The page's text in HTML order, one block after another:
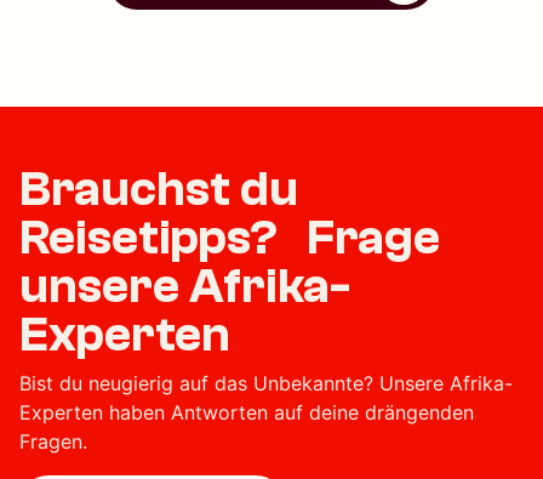
Brauchst du
Reisetipps? Frage
unsere Afrika-
Experten
Bist du neugierig auf das Unbekannte? Unsere Afrika-
Experten haben Antworten auf deine drängenden
Fragen.